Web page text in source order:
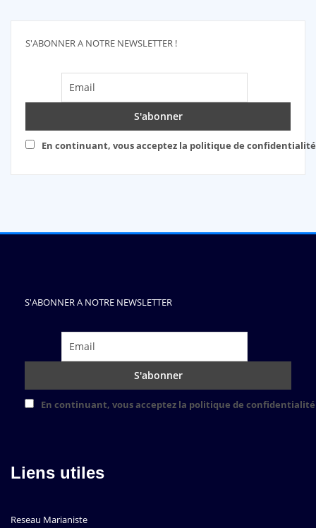
S'ABONNER A NOTRE NEWSLETTER !
En continuant, vous acceptez la politique de confidentialité
S'ABONNER A NOTRE NEWSLETTER
En continuant, vous acceptez la politique de confidentialité
Liens utiles
Reseau Marianiste